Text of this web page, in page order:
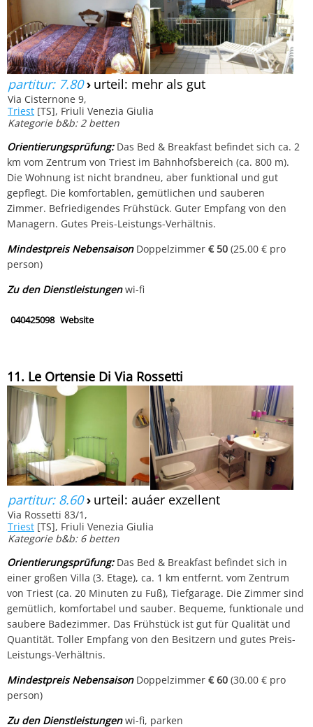
partitur: 7.80› urteil: mehr als gut
Via Cisternone 9,
Triest [TS], Friuli Venezia Giulia
Kategorie b&b: 2 betten
Orientierungsprüfung:Das Bed & Breakfast befindet sich ca. 2
km vom Zentrum von Triest im Bahnhofsbereich (ca. 800 m).
Die Wohnung ist nicht brandneu, aber funktional und gut
gepflegt. Die komfortablen, gemütlichen und sauberen
Zimmer. Befriedigendes Frühstück. Guter Empfang von den
Managern. Gutes Preis-Leistungs-Verhältnis.
Mindestpreis NebensaisonDoppelzimmer€ 50 (25.00 € pro
person)
Zu den Dienstleistungenwi-fi
040425098 Website
11. Le Ortensie Di Via Rossetti
partitur: 8.60› urteil: auáer exzellent
Via Rossetti 83/1,
Triest [TS], Friuli Venezia Giulia
Kategorie b&b: 6 betten
Orientierungsprüfung:Das Bed & Breakfast befindet sich in
einer großen Villa (3. Etage), ca. 1 km entfernt. vom Zentrum
von Triest (ca. 20 Minuten zu Fuß), Tiefgarage. Die Zimmer sind
gemütlich, komfortabel und sauber. Bequeme, funktionale und
saubere Badezimmer. Das Frühstück ist gut für Qualität und
Quantität. Toller Empfang von den Besitzern und gutes Preis-
Leistungs-Verhältnis.
Mindestpreis NebensaisonDoppelzimmer€ 60 (30.00 € pro
person)
Zu den Dienstleistungenwi-fi, parken